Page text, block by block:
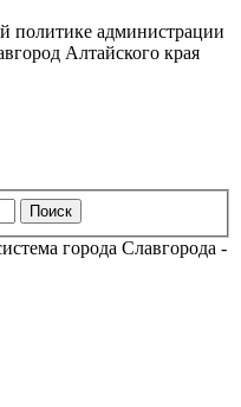
политике администрации
Алтайского края
города Славгорода -